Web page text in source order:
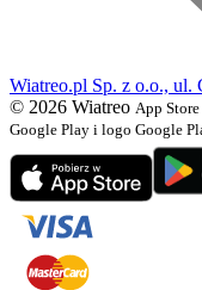
Wiatreo.pl Sp. z o.o., ul.
© 2026 Wiatreo App
Google Play i logo Google